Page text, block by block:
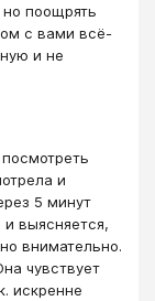
поощрять
с вами всё-
и не
и
5 минут
выясняется,
внимательно.
чувствует
искренне